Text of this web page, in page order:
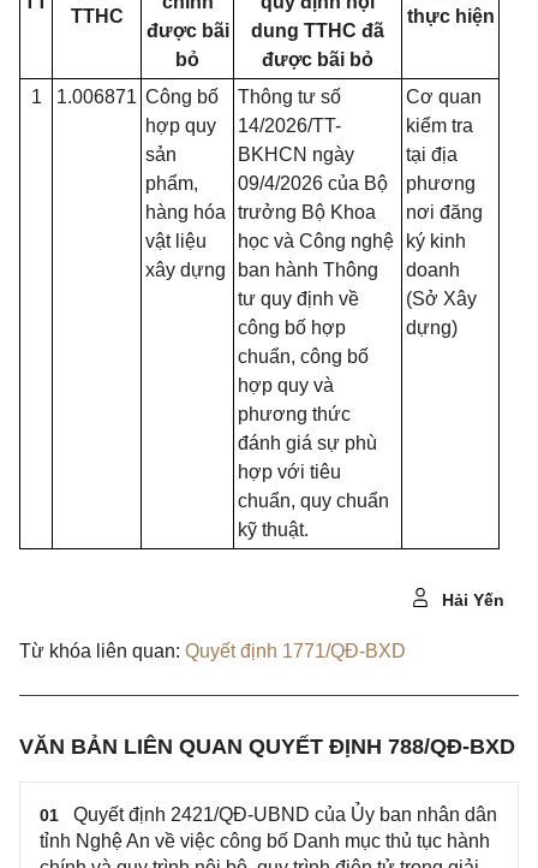
TTHC
được bãi
bỏ
dung TTHC đã
được bãi bỏ
thực hiện
1 1.006871 Công bố
hợp quy
sản
phẩm,
hàng hóa
vật liệu
xây dựng
Thông tư số
14/2026/TT-
BKHCN ngày
09/4/2026 của Bộ
trưởng Bộ Khoa
học và Công nghệ
ban hành Thông
tư quy định về
công bố hợp
chuẩn, công bố
hợp quy và
phương thức
đánh giá sự phù
hợp với tiêu
chuẩn, quy chuẩn
kỹ thuật.
Cơ quan
kiểm tra
tại địa
phương
nơi đăng
ký kinh
doanh
(Sở Xây
dựng)
Hải Yến
Từ khóa liên quan: Quyết định 1771/QĐ-BXD
VĂN BẢN LIÊN QUAN QUYẾT ĐỊNH 788/QĐ-BXD
01
Quyết định 2421/QĐ-UBND của Ủy ban nhân dân
tỉnh Nghệ An về việc công bố Danh mục thủ tục hành